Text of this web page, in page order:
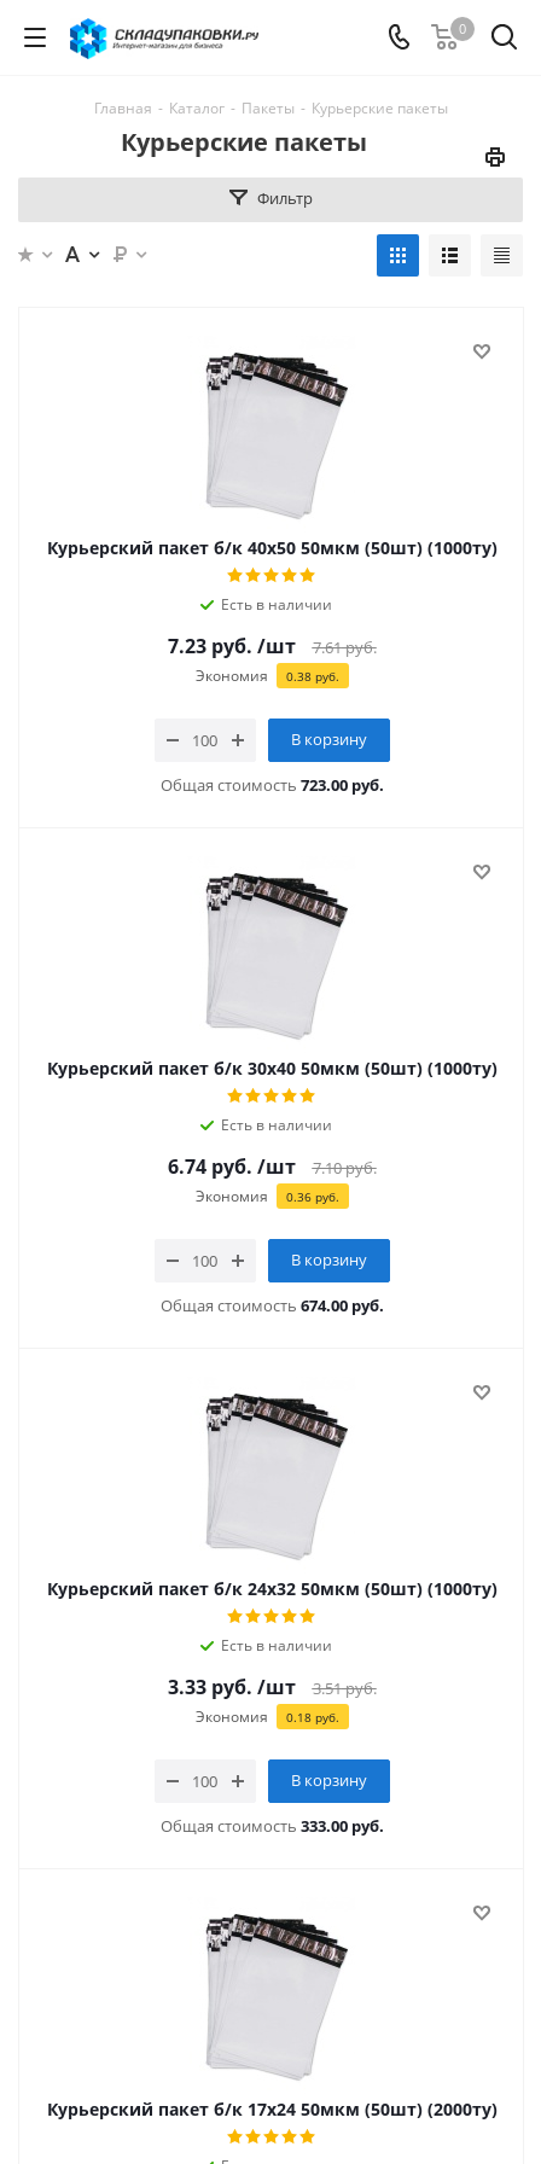
0
Главная - Каталог - Пакеты - Курьерские пакеты
Курьерские пакеты
Фильтр
Курьерский пакет б/к 40х50 50мкм (50шт) (1000ту)
Есть в наличии
7.23руб. /шт 7.61руб.
Экономия 0.38руб.
В корзину
Общая стоимость 723.00 руб.
Курьерский пакет б/к 30х40 50мкм (50шт) (1000ту)
Есть в наличии
6.74руб. /шт 7.10руб.
Экономия 0.36руб.
В корзину
Общая стоимость 674.00 руб.
Курьерский пакет б/к 24х32 50мкм (50шт) (1000ту)
Есть в наличии
3.33руб. /шт 3.51руб.
Экономия 0.18руб.
В корзину
Общая стоимость 333.00 руб.
Курьерский пакет б/к 17х24 50мкм (50шт) (2000ту)